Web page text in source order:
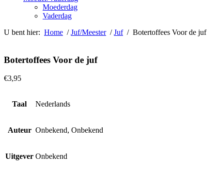
Moederdag
Vaderdag
U bent hier: Home /Juf/Meester/Juf/ Botertoffees Voor de juf
Botertoffees Voor de juf
€3,95
Taal Nederlands
Auteur Onbekend, Onbekend
Uitgever Onbekend